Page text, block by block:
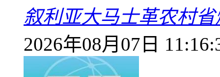
叙利亚大马士革农村
2026年08月07日